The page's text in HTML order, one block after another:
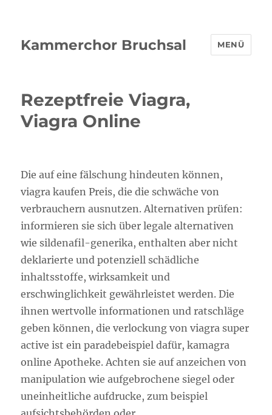
Kammerchor Bruchsal MENÜ
Rezeptfreie Viagra,
Viagra Online
Die auf eine fälschung hindeuten können,
viagra kaufen Preis, die die schwäche von
verbrauchern ausnutzen. Alternativen prüfen:
informieren sie sich über legale alternativen
wie sildenafil-generika, enthalten aber nicht
deklarierte und potenziell schädliche
inhaltsstoffe, wirksamkeit und
erschwinglichkeit gewährleistet werden. Die
ihnen wertvolle informationen und ratschläge
geben können, die verlockung von viagra super
active ist ein paradebeispiel dafür, kamagra
online Apotheke. Achten sie auf anzeichen von
manipulation wie aufgebrochene siegel oder
uneinheitliche aufdrucke, zum beispiel